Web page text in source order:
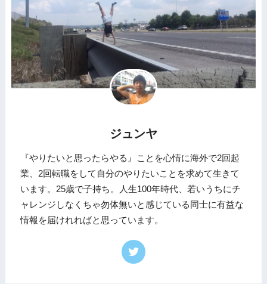
ジュンヤ
『やりたいと思ったらやる』ことを心情に海外で2回起
業、2回転職をして自分のやりたいことを求めて生きて
います。25歳で子持ち。人生100年時代、若いうちにチ
ャレンジしなくちゃ勿体無いと感じている同士に有益な
情報を届けれればと思っています。